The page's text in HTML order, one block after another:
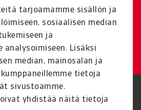
tarjoamamme sisällön ja
sosiaalisen median
ja
analysoimiseen. Lisäksi
median, mainosalan ja
tietoja
sivustoamme.
yhdistää näitä tietoja
jos sinulla on
tai tarvitset tukea
yhteyttä meihin
Tietosuojaseloste